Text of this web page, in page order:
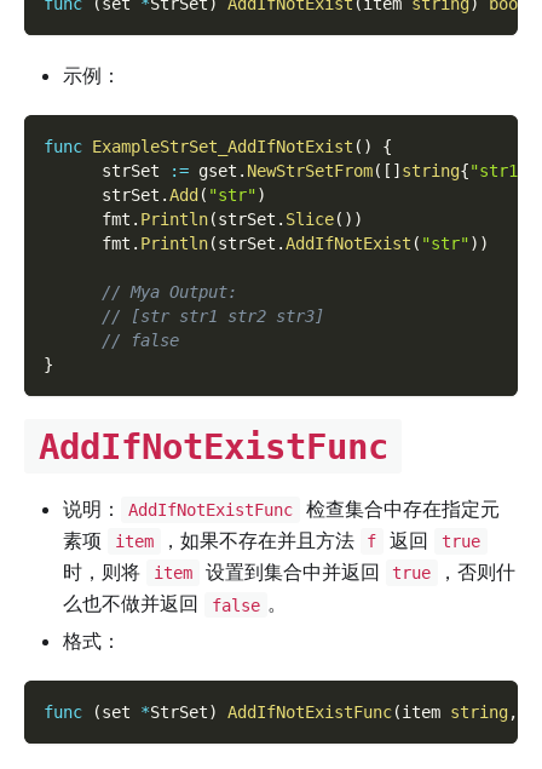
示例：
func ExampleStrSet_AddIfNotExist ( )
{
      strSet
:= gset . NewStrSetFrom( [ ] string{"str1"
      strSet
.Add ( "str")
      fmt
. Println(strSet . Slice( ) )
      fmt
. Println(strSet .AddIfNotExist ( "str") )
// Mya Output:
// [str str1 str2 str3]
// false
}
AddIfNotExistFunc
说明： AddIfNotExistFunc
检查集合中存在指定元
素项
item ，如果不存在并且方法 f 返回 true
时，则将 item 设置到集合中并返回 true
，否则什
么也不做并返回
false 。
格式：
func (set *StrSet) AddIfNotExistFunc(item string,